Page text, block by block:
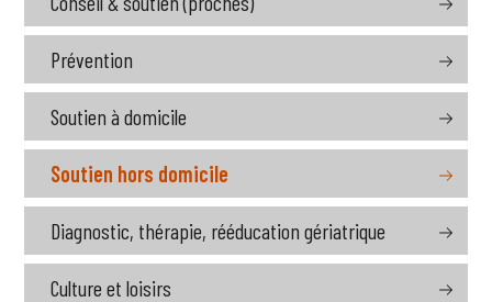
Prévention
Soutien à domicile
Soutien hors domicile
Diagnostic, thérapie, rééducation gériatrique
Culture et loisirs